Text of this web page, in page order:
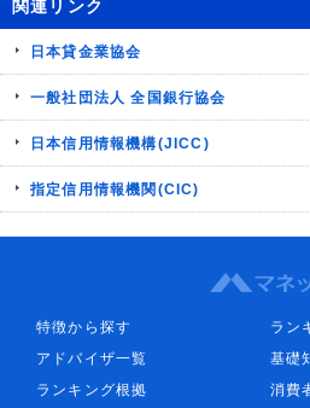
関連リンク
日本貸金業協会
一般社団法人 全国銀行協会
日本信用情報機構(JICC)
指定信用情報機関(CIC)
特徴から探す
ラン
アドバイザ一覧
基礎
ランキング根拠
消費